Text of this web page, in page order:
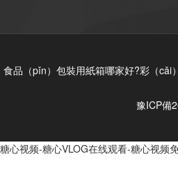
食品（pǐn）包裝用紙箱哪家好?彩（cǎi
豫ICP備
糖心视频-糖心VLOG在线观看-糖心视频